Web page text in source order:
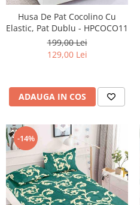
Husa De Pat Cocolino Cu
Elastic, Pat Dublu - HPCOCO11
199,00 Lei
129,00 Lei
ADAUGA IN COS
-14%